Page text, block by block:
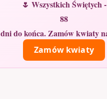
🌷 Wszystkich Świętych -
88
dni do końca. Zamów kwiaty
Zamów kwiaty